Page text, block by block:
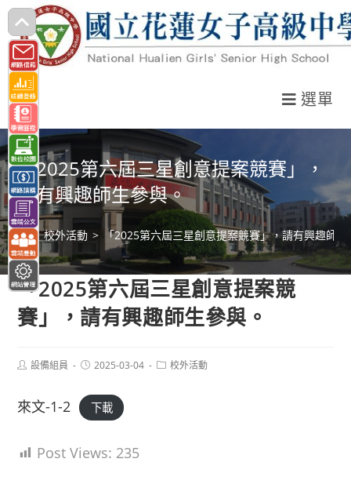
跳
轉
至
主
要
內
容
選單
「2025第六屆三星創意提案競賽」，
請有興趣師生參與。
> 校外活動 > 「2025第六屆三星創意提案競賽」，請有興趣師
「2025第六屆三星創意提案競
賽」，請有興趣師生參與。
Post設備組員
Post2025-03-04
Post校外活動
來文-1-2 下載
Post Views: 235